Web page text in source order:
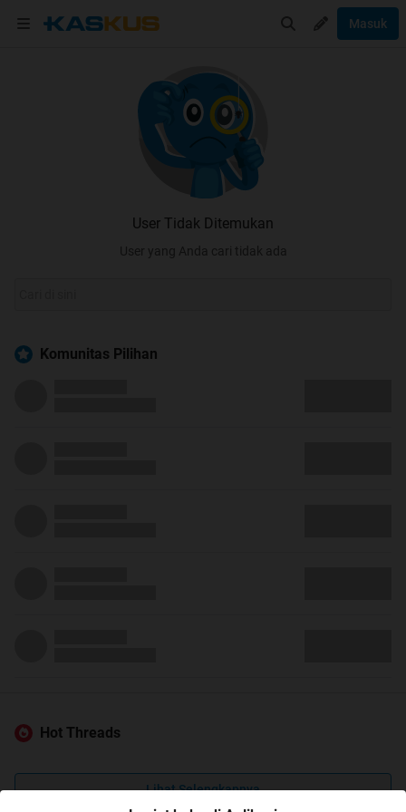
Masuk
User Tidak Ditemukan
User yang Anda cari tidak ada
Komunitas Pilihan
Hot Threads
Lihat Selengkapnya